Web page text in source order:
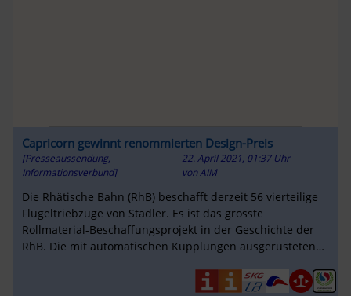
Capricorn gewinnt renommierten Design-Preis
[Presseaussendung,
Informationsverbund]
22. April 2021, 01:37 Uhr
vonAIM
Die Rhätische Bahn (RhB) beschafft derzeit 56 vierteilige
Flügeltriebzüge von Stadler. Es ist das grösste
Rollmaterial-Beschaffungsprojekt in der Geschichte der
RhB. Die mit automatischen Kupplungen ausgerüsteten